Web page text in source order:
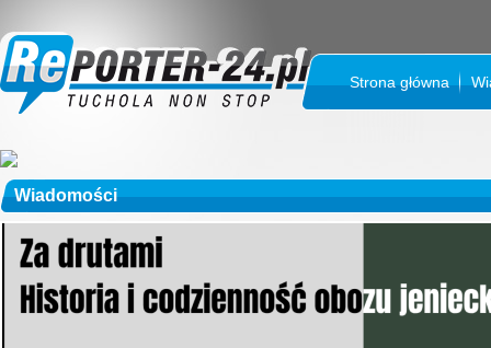
Strona główna
Wiadomości